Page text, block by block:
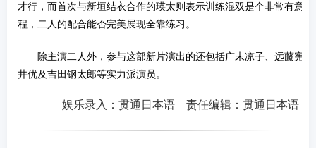
才行，而首次与新垣结衣合作的瑛太则表示训练混双是个非常有意思
程，二人的配合能否完美展现全靠练习。
除主演二人外，参与这部新片演出的还包括广末凉子、远藤宪一
井优及吉田钢太郎等实力派演员。
娱乐录入：贯通日本语 责任编辑：贯通日本语